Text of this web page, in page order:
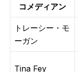
コメディアン
トレーシー・モ
ーガン
Tina Fey